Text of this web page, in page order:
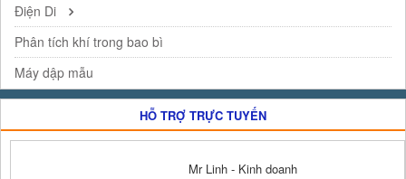
Điện Di
Phân tích khí trong bao bì
Máy dập mẫu
HỖ TRỢ TRỰC TUYẾN
Mr Linh - Kinh doanh